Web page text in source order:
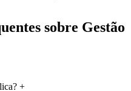
sobre Gestão